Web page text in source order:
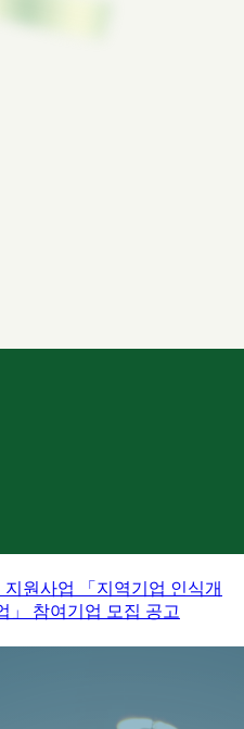
원사업 「지역기업 인식개
」 참여기업 모집 공고